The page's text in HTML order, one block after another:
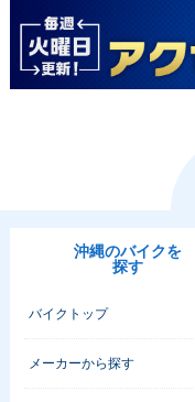
沖縄のバイクを
探す
バイクトップ
メーカーから探す